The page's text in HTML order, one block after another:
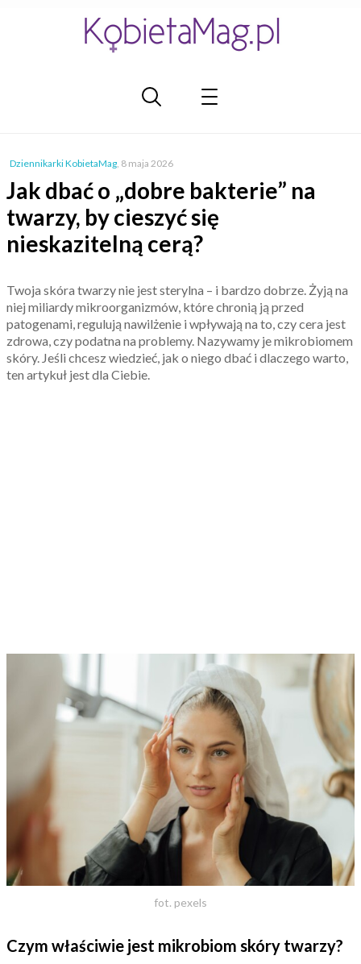
Dziennikarki KobietaMag, 8 maja 2026
Jak dbać o „dobre bakterie” na
twarzy, by cieszyć się
nieskazitelną cerą?
Twoja skóra twarzy nie jest sterylna – i bardzo dobrze. Żyją na
niej miliardy mikroorganizmów, które chronią ją przed
patogenami, regulują nawilżenie i wpływają na to, czy cera jest
zdrowa, czy podatna na problemy. Nazywamy je mikrobiomem
skóry. Jeśli chcesz wiedzieć, jak o niego dbać i dlaczego warto,
ten artykuł jest dla Ciebie.
fot. pexels
Czym właściwie jest mikrobiom skóry twarzy?